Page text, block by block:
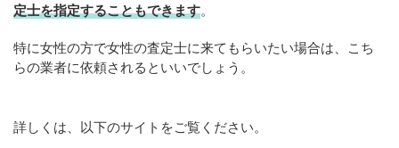
定士を指定することもできます。
特に女性の方で女性の査定士に来てもらいたい場合は、こち
らの業者に依頼されるといいでしょう。
詳しくは、以下のサイトをご覧ください。